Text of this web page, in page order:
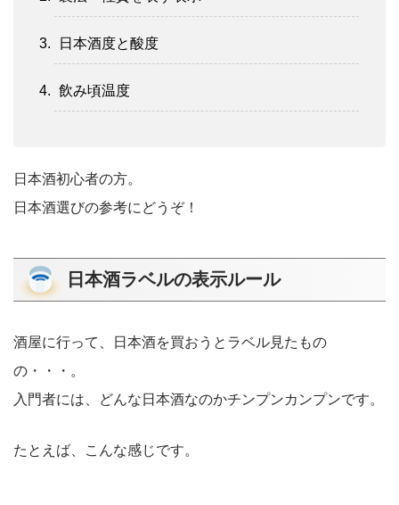
日本酒度と酸度
飲み頃温度
日本酒初心者の方。
日本酒選びの参考にどうぞ！
日本酒ラベルの表示ルール
酒屋に行って、日本酒を買おうとラベル見たもの
の・・・。
入門者には、どんな日本酒なのかチンプンカンプンです。
たとえば、こんな感じです。